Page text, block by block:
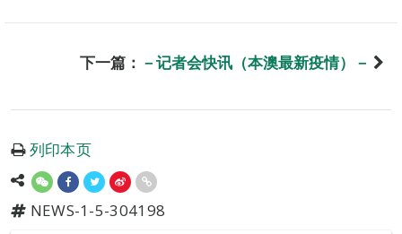
下一篇： －记者会快讯（本澳最新疫情）－
列印本页
NEWS-1-5-304198